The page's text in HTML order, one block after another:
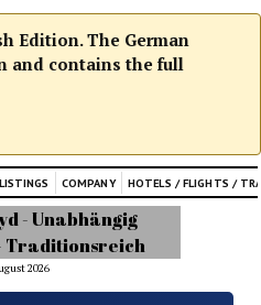
Edition. The German
and contains the full
COMPANY HOTELS / FLIGHTS /
2026